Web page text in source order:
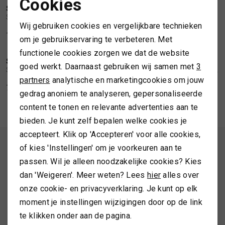
SPORTKLEDING
TASSEN
TOPS EN SHIRTS
TRUIEN
/2
SWING
129,99 139,99
/2
SWING
Swing Satin top with waterfall neckline
79,99
1 /2
SWING
Swing Midi dress made of datin with draping
ALTIJD ALS EERSTE OP DE HOOGTE ZIJN?
Schrijf je in en ontvang 10% korting op je 1e bestelling
AANMELDEN
Noodzakelijke cookies
Analytische cookies
Marketing cookies
Cookies
Wij gebruiken cookies en vergelijkbare technieken
om je gebruikservaring te verbeteren. Met
functionele cookies zorgen we dat de website
goed werkt. Daarnaast gebruiken wij samen met 3
partners analytische en marketingcookies om jouw
gedrag anoniem te analyseren, gepersonaliseerde
content te tonen en relevante advertenties aan te
bieden. Je kunt zelf bepalen welke cookies je
accepteert. Klik op 'Accepteren' voor alle cookies,
of kies 'Instellingen' om je voorkeuren aan te
passen. Wil je alleen noodzakelijke cookies? Kies
dan 'Weigeren'. Meer weten? Lees hier alles over
onze cookie- en privacyverklaring. Je kunt op elk
moment je instellingen wijzigingen door op de link
te klikken onder aan de pagina.